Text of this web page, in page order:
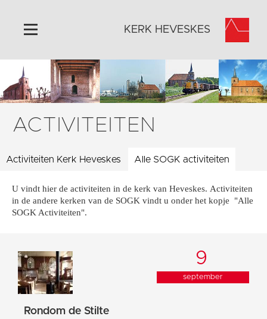
Home
Algemeen
Historie
Activiteiten
Contact
Vaktaal
KERK HEVESKES
ACTIVITEITEN
Activiteiten Kerk Heveskes Alle SOGK activiteiten
U vindt hier de activiteiten in de kerk van Heveskes. Activiteiten
in de andere kerken van de SOGK vindt u onder het kopje "Alle
SOGK Activiteiten".
9
september
Rondom de Stilte